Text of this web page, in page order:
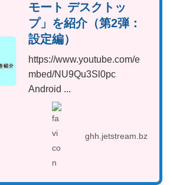
モート デスクトッ
プ」を紹介（第2弾：
設定編）
https://www.youtube.com/e
mbed/NU9Qu3Sl0pc
Android ...
ghh.jetstream.bz